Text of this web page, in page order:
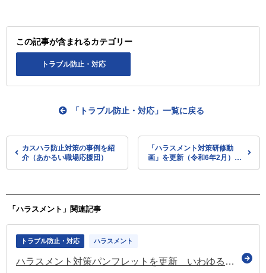
この記事が含まれるカテゴリー
トラブル防止・対応
カスハラ防止対策の事例を紹
介（あかるい職場応援団）
「トラブル防止・対応」一覧に戻る
「ハラスメント対策研修動
画」を更新（令和6年2月）
「ハラスメント」関連記事
トラブル防止・対応 ハラスメント
ハラスメント対策パンフレットを更新 いわゆるカスハラ、求職者等セクハラも盛り込んだ「ハラスメントの防止に関する規定」の例も紹介（厚労省）